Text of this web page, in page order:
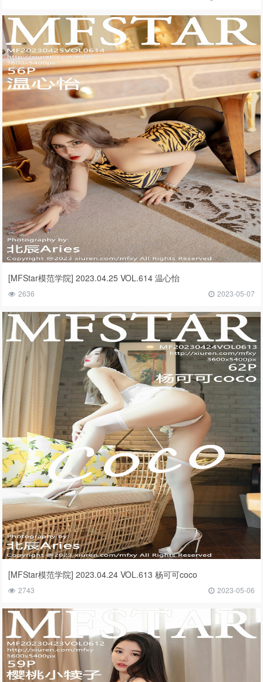
[MFStar模范学院] 2023.04.25 VOL.614 温心怡
2636 2023-05-07
[MFStar模范学院] 2023.04.24 VOL.613 杨可可coco
2743 2023-05-06